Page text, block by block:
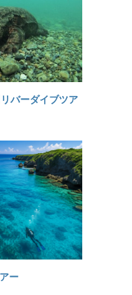
バーダイブツア
ー